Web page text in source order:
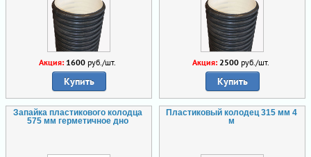
Акция: 1600руб./шт.
Купить
Акция: 2500руб./шт.
Купить
Запайка пластикового колодца
575 мм герметичное дно
Пластиковый колодец 315 мм 4
м